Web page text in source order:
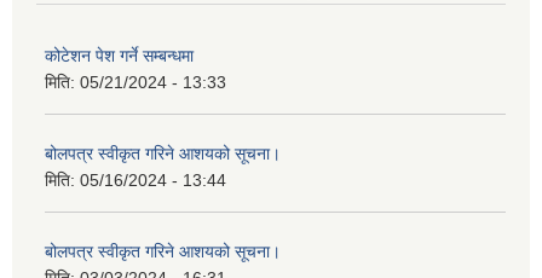
कोटेशन पेश गर्ने सम्बन्धमा
मिति: 05/21/2024 - 13:33
बोलपत्र स्वीकृत गरिने आशयको सूचना।
मिति: 05/16/2024 - 13:44
बोलपत्र स्वीकृत गरिने आशयको सूचना।